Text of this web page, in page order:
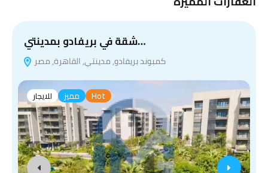
شقة في بريفادو بمدينتي…
كمبوند بريفادو, مدينتي, القاهرة, مصر
للايجار مميز Hot